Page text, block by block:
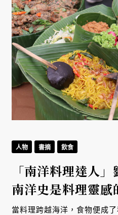
人物 書摘 飲食
「南洋料理達人
南洋史是料理靈感
當料理跨越海洋，食物便成